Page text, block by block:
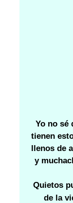
Yo no sé
tienen
llenos de
y
Quietos
de la